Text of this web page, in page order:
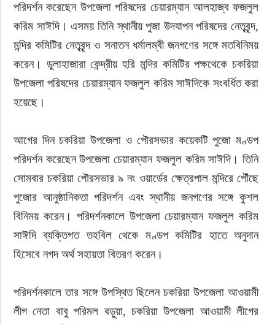
পরিদর্শন করেছেন উপজেলা পরিষদের চেয়ারম্যান আলহাজ্ব ফজলুল
করিম সাঈদি। এসময় তিনি স্থানীয় পুজা উদযাপন পরিষদের নেতৃবৃন্দ,
মন্দির কমিটির নেতৃবৃন্দ ও সনাতন ধর্মালম্বী জনগণের সঙ্গে মতবিনিময়
করেন। ডুলাহাজারা কেন্দ্রীয় হরি মন্দির কমিটির পক্ষথেকে চকরিয়া
উপজেলা পরিষদের চেয়ারম্যান ফজলুল করিম সাঈদিকে সংবর্ধিত করা
হয়েছে।
আগের দিন চকরিয়া উপজেলা ও পৌরসভার কয়েকটি পুজো মণ্ডপ
পরিদর্শন করেছেন উপজেলা চেয়ারম্যান ফজলুল করিম সাঈদি। তিনি
সোমবার চকরিয়া পৌরসভার ৯ নং ওয়ার্ডের ক্ষেত্রপাল মন্দিরে পৌঁছে
পুজোর আনুষ্ঠানিকতা পরিদর্শন এবং স্থানীয় জনগণের সঙ্গে কুশল
বিনিময় করেন। পরিদর্শনকালে উপজেলা চেয়ারম্যান ফজলুল করিম
সাঈদি ব্যক্তিগত তহবিল থেকে মণ্ডপ কমিটির হাতে অনুদান
হিসেবে নগদ অর্থ সহায়তা বিতরণ করেন।
পরিদর্শনকালে তার সঙ্গে উপস্থিত ছিলেন চকরিয়া উপজেলা আওয়ামী
লীগ নেতা বাবু পরিমল বড়ুয়া, চকরিয়া উপজেলা আওয়ামী লীগের